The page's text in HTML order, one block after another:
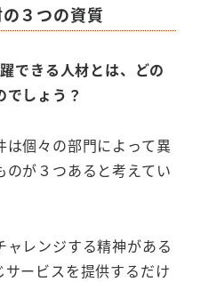
３つの資質
できる人材とは、どの
しょう？
は個々の部門によって異
が３つあると考えてい
レンジする精神がある
ービスを提供するだけ